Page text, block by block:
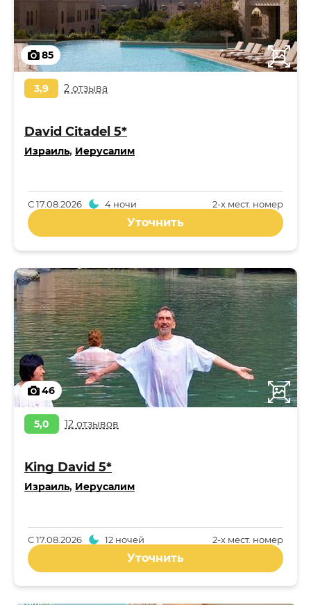
85
3,9 2 отзыва
David Citadel 5*
Израиль, Иерусалим
2-x мест. номер
С17.08.2026 4 ночи
Уточнить
46
5,0 12 отзывов
King David 5*
Израиль, Иерусалим
2-x мест. номер
С17.08.2026 12 ночей
Уточнить